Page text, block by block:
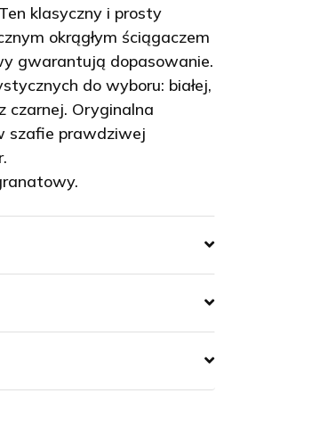
klasyczny i prosty
okrągłym ściągaczem
gwarantują dopasowanie.
do wyboru: białej,
czarnej. Oryginalna
szafie prawdziwej